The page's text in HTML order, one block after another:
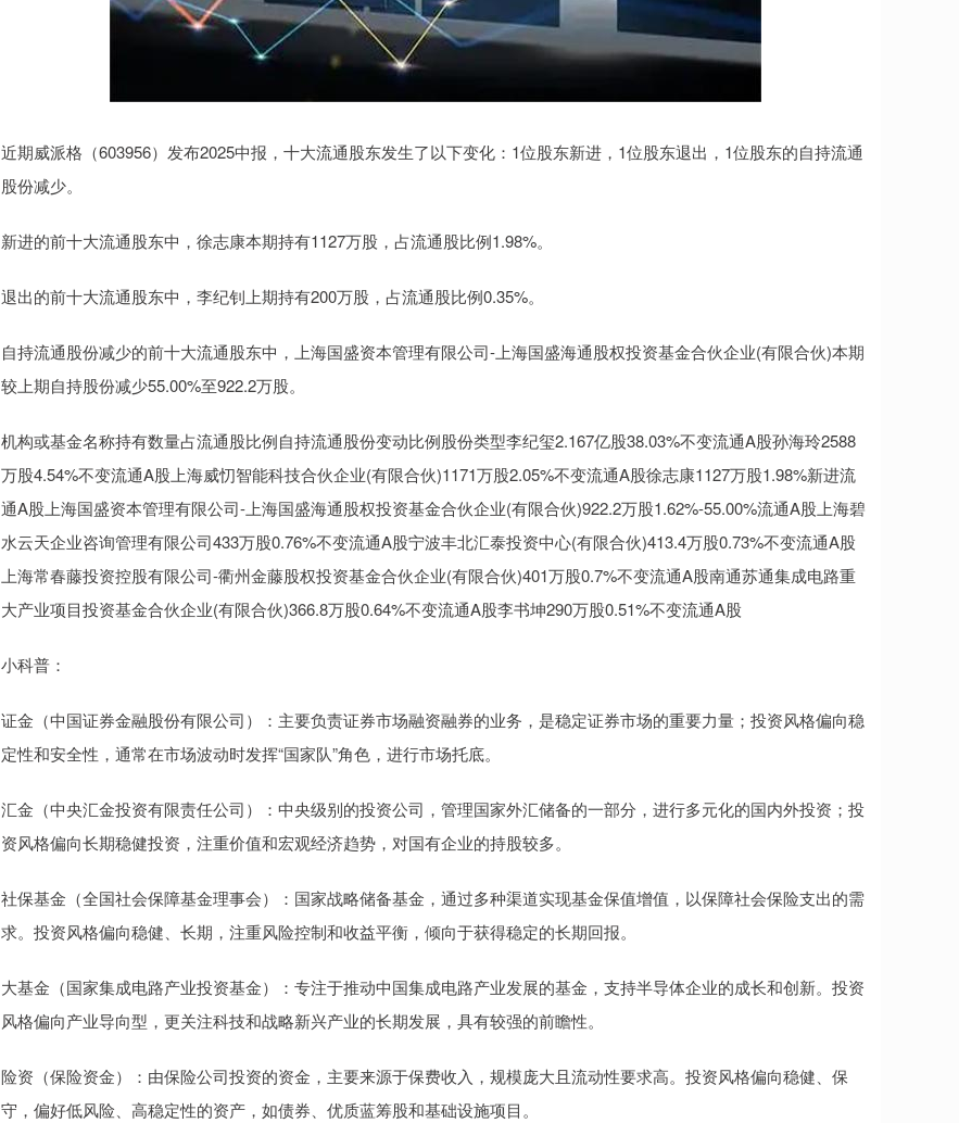
近期威派格（603956）发布2025中报，十大流通股东发生了以下变化：1位股东新进，1位股东退出，1位股东的自持流通
股份减少。
新进的前十大流通股东中，徐志康本期持有1127万股，占流通股比例1.98%。
退出的前十大流通股东中，李纪钊上期持有200万股，占流通股比例0.35%。
自持流通股份减少的前十大流通股东中，上海国盛资本管理有限公司-上海国盛海通股权投资基金合伙企业(有限合伙)本期
较上期自持股份减少55.00%至922.2万股。
机构或基金名称持有数量占流通股比例自持流通股份变动比例股份类型李纪玺2.167亿股38.03%不变流通A股孙海玲2588
万股4.54%不变流通A股上海威忉智能科技合伙企业(有限合伙)1171万股2.05%不变流通A股徐志康1127万股1.98%新进流
通A股上海国盛资本管理有限公司-上海国盛海通股权投资基金合伙企业(有限合伙)922.2万股1.62%-55.00%流通A股上海碧
水云天企业咨询管理有限公司433万股0.76%不变流通A股宁波丰北汇泰投资中心(有限合伙)413.4万股0.73%不变流通A股
上海常春藤投资控股有限公司-衢州金藤股权投资基金合伙企业(有限合伙)401万股0.7%不变流通A股南通苏通集成电路重
大产业项目投资基金合伙企业(有限合伙)366.8万股0.64%不变流通A股李书坤290万股0.51%不变流通A股
小科普：
证金（中国证券金融股份有限公司）：主要负责证券市场融资融券的业务，是稳定证券市场的重要力量；投资风格偏向稳
定性和安全性，通常在市场波动时发挥“国家队”角色，进行市场托底。
汇金（中央汇金投资有限责任公司）：中央级别的投资公司，管理国家外汇储备的一部分，进行多元化的国内外投资；投
资风格偏向长期稳健投资，注重价值和宏观经济趋势，对国有企业的持股较多。
社保基金（全国社会保障基金理事会）：国家战略储备基金，通过多种渠道实现基金保值增值，以保障社会保险支出的需
求。投资风格偏向稳健、长期，注重风险控制和收益平衡，倾向于获得稳定的长期回报。
大基金（国家集成电路产业投资基金）：专注于推动中国集成电路产业发展的基金，支持半导体企业的成长和创新。投资
风格偏向产业导向型，更关注科技和战略新兴产业的长期发展，具有较强的前瞻性。
险资（保险资金）：由保险公司投资的资金，主要来源于保费收入，规模庞大且流动性要求高。投资风格偏向稳健、保
守，偏好低风险、高稳定性的资产，如债券、优质蓝筹股和基础设施项目。